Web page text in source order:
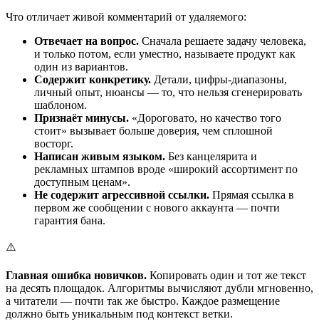
Что отличает живой комментарий от удаляемого:
Отвечает на вопрос. Сначала решаете задачу человека,
и только потом, если уместно, называете продукт как
один из вариантов.
Содержит конкретику. Детали, цифры-диапазоны,
личный опыт, нюансы — то, что нельзя сгенерировать
шаблоном.
Признаёт минусы. «Дороговато, но качество того
стоит» вызывает больше доверия, чем сплошной
восторг.
Написан живым языком. Без канцелярита и
рекламных штампов вроде «широкий ассортимент по
доступным ценам».
Не содержит агрессивной ссылки. Прямая ссылка в
первом же сообщении с нового аккаунта — почти
гарантия бана.
⚠️
Главная ошибка новичков. Копировать один и тот же текст
на десять площадок. Алгоритмы вычисляют дубли мгновенно,
а читатели — почти так же быстро. Каждое размещение
должно быть уникальным под контекст ветки.